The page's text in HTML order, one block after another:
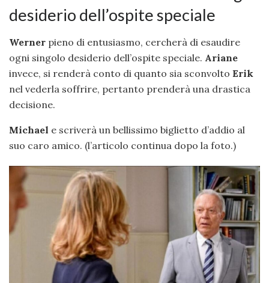
desiderio dell’ospite speciale
Werner pieno di entusiasmo, cercherà di esaudire
ogni singolo desiderio dell’ospite speciale. Ariane
invece, si renderà conto di quanto sia sconvolto Erik
nel vederla soffrire, pertanto prenderà una drastica
decisione.
Michael e scriverà un bellissimo biglietto d’addio al
suo caro amico. (l’articolo continua dopo la foto.)